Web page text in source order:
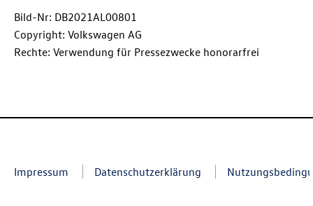
Bild-Nr: DB2021AL00801
Copyright: Volkswagen AG
Rechte: Verwendung für Pressezwecke honorarfrei
Impressum Datenschutzerklärung